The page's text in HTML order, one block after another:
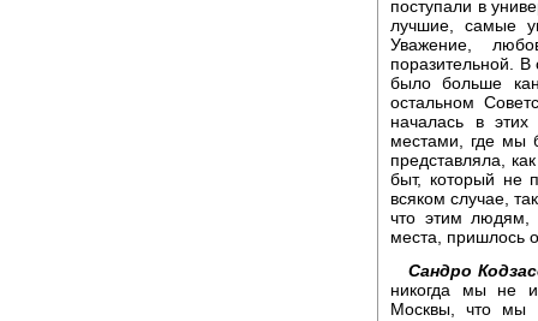
поступали в
лучшие, самые
Уважение,
поразительной. В
было больше
остальном
началась в
местами, где мы
представляла,
быт, который не
всяком случае,
что этим людям,
места, пришлось
Сандро
никогда мы не
Москвы, что мы